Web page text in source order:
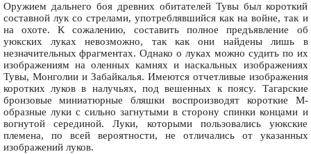
Оружием дальнего боя древних обитателей Тувы был короткий
составной лук со стрелами, употреблявшийся как на войне, так и
на охоте. К сожалению, составить полное предъявление об
уюкских луках невозможно, так как они найдены лишь в
незначительных фрагментах. Однако о луках можно судить по их
изображениям на оленных камнях и наскальных изображениях
Тувы, Монголии и Забайкалья. Имеются отчетливые изображения
коротких луков в налучьях, под вешенных к поясу. Тагарские
бронзовые миниатюрные бляшки воспроизводят короткие М-
образные луки с сильно загнутыми в сторону спинки концами и
вогнутой серединой. Луки, которыми пользовались уюкские
племена, по всей вероятности, не отличались от указанных
изображений луков.